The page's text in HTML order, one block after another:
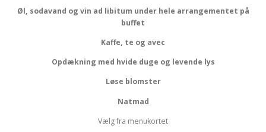
Øl, sodavand og vin ad libitum under hele arrangementet på
buffet
Kaffe, te og avec
Opdækning med hvide duge og levende lys
Løse blomster
Natmad
Vælg fra menukortet